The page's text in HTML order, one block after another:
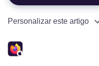
Personalizar este artigo